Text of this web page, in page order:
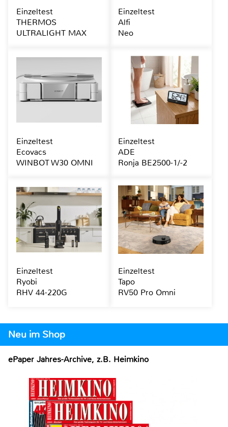
Neu im Shop
ePaper Jahres-Archive, z.B. Heimkino
Einzeltest
THERMOS
ULTRALIGHT MAX
Einzeltest
Alfi
Neo
Einzeltest
Ecovacs
WINBOT W30 OMNI
Einzeltest
ADE
Ronja BE2500-1/-2
Einzeltest
Ryobi
RHV 44-220G
Einzeltest
Tapo
RV50 Pro Omni